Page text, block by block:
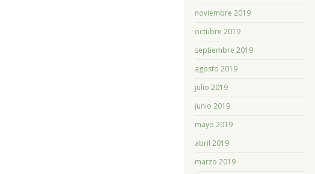
noviembre 2019
octubre 2019
septiembre 2019
agosto 2019
julio 2019
junio 2019
mayo 2019
abril 2019
marzo 2019